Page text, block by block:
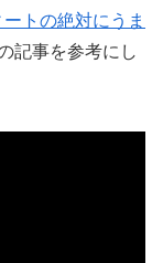
トの絶対にうま
記事を参考にし